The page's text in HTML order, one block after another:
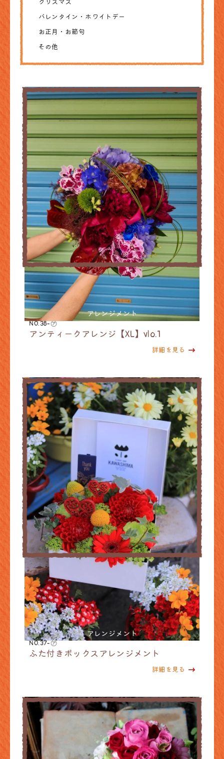
クリスマス
バレンタイン・ホワイトデー
お正月・お節句
その他
アレンジメント
NO.38-㋐
アンティークアレンジ【XL】vlo.1
詳細を見る
アレンジメント
NO.37-㋐
ふた付きボックスアレンジメント
詳細を見る